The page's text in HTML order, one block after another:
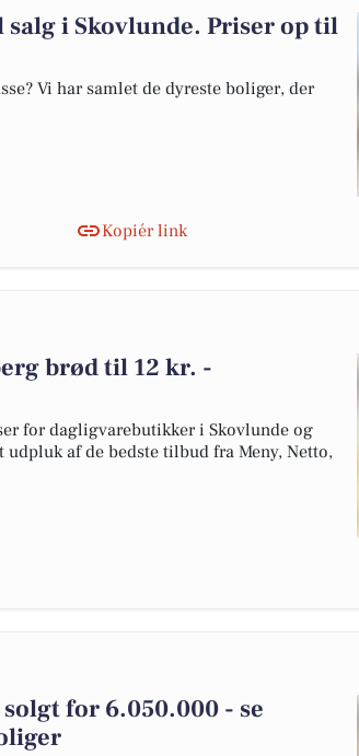
i Skovlunde. Priser op til
Vi har samlet de dyreste boliger, der
Kopiér link
brød til 12 kr. -
for dagligvarebutikker i Skovlunde og
af de bedste tilbud fra Meny, Netto,
for 6.050.000 - se